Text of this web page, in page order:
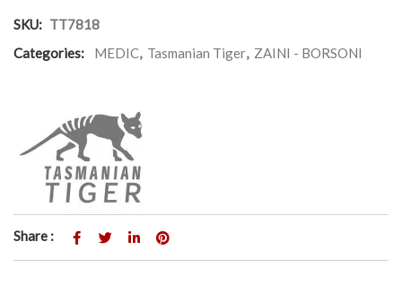
SKU: TT7818
Categories:
MEDIC, Tasmanian Tiger, ZAINI - BORSONI
Share :